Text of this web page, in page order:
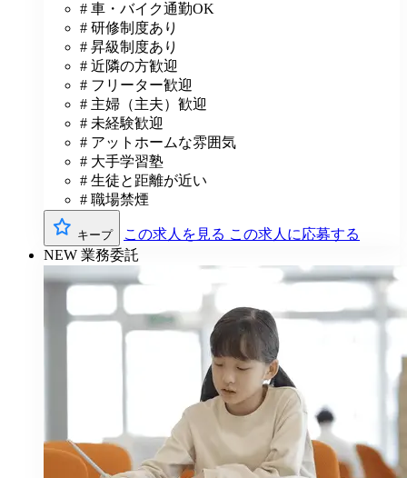
# 車・バイク通勤OK
# 研修制度あり
# 昇級制度あり
# 近隣の方歓迎
# フリーター歓迎
# 主婦（主夫）歓迎
# 未経験歓迎
# アットホームな雰囲気
# 大手学習塾
# 生徒と距離が近い
# 職場禁煙
キープ この求人を見る この求人に応募する
NEW 業務委託